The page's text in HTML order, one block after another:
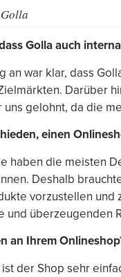
Golla auch
an war klar, dass
Darüber
uns gelohnt, da die
einen
haben die meisten
Deshalb
vorzustellen
und überzeugenden
an Ihrem
der Shop sehr